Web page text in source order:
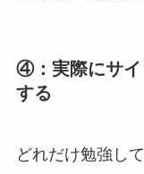
④：実際にサイ
する
どれだけ勉強し